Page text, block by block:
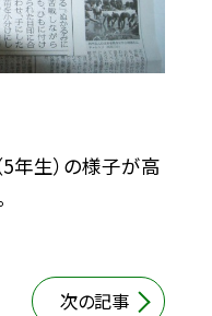
年生）の様子が高
次の記事